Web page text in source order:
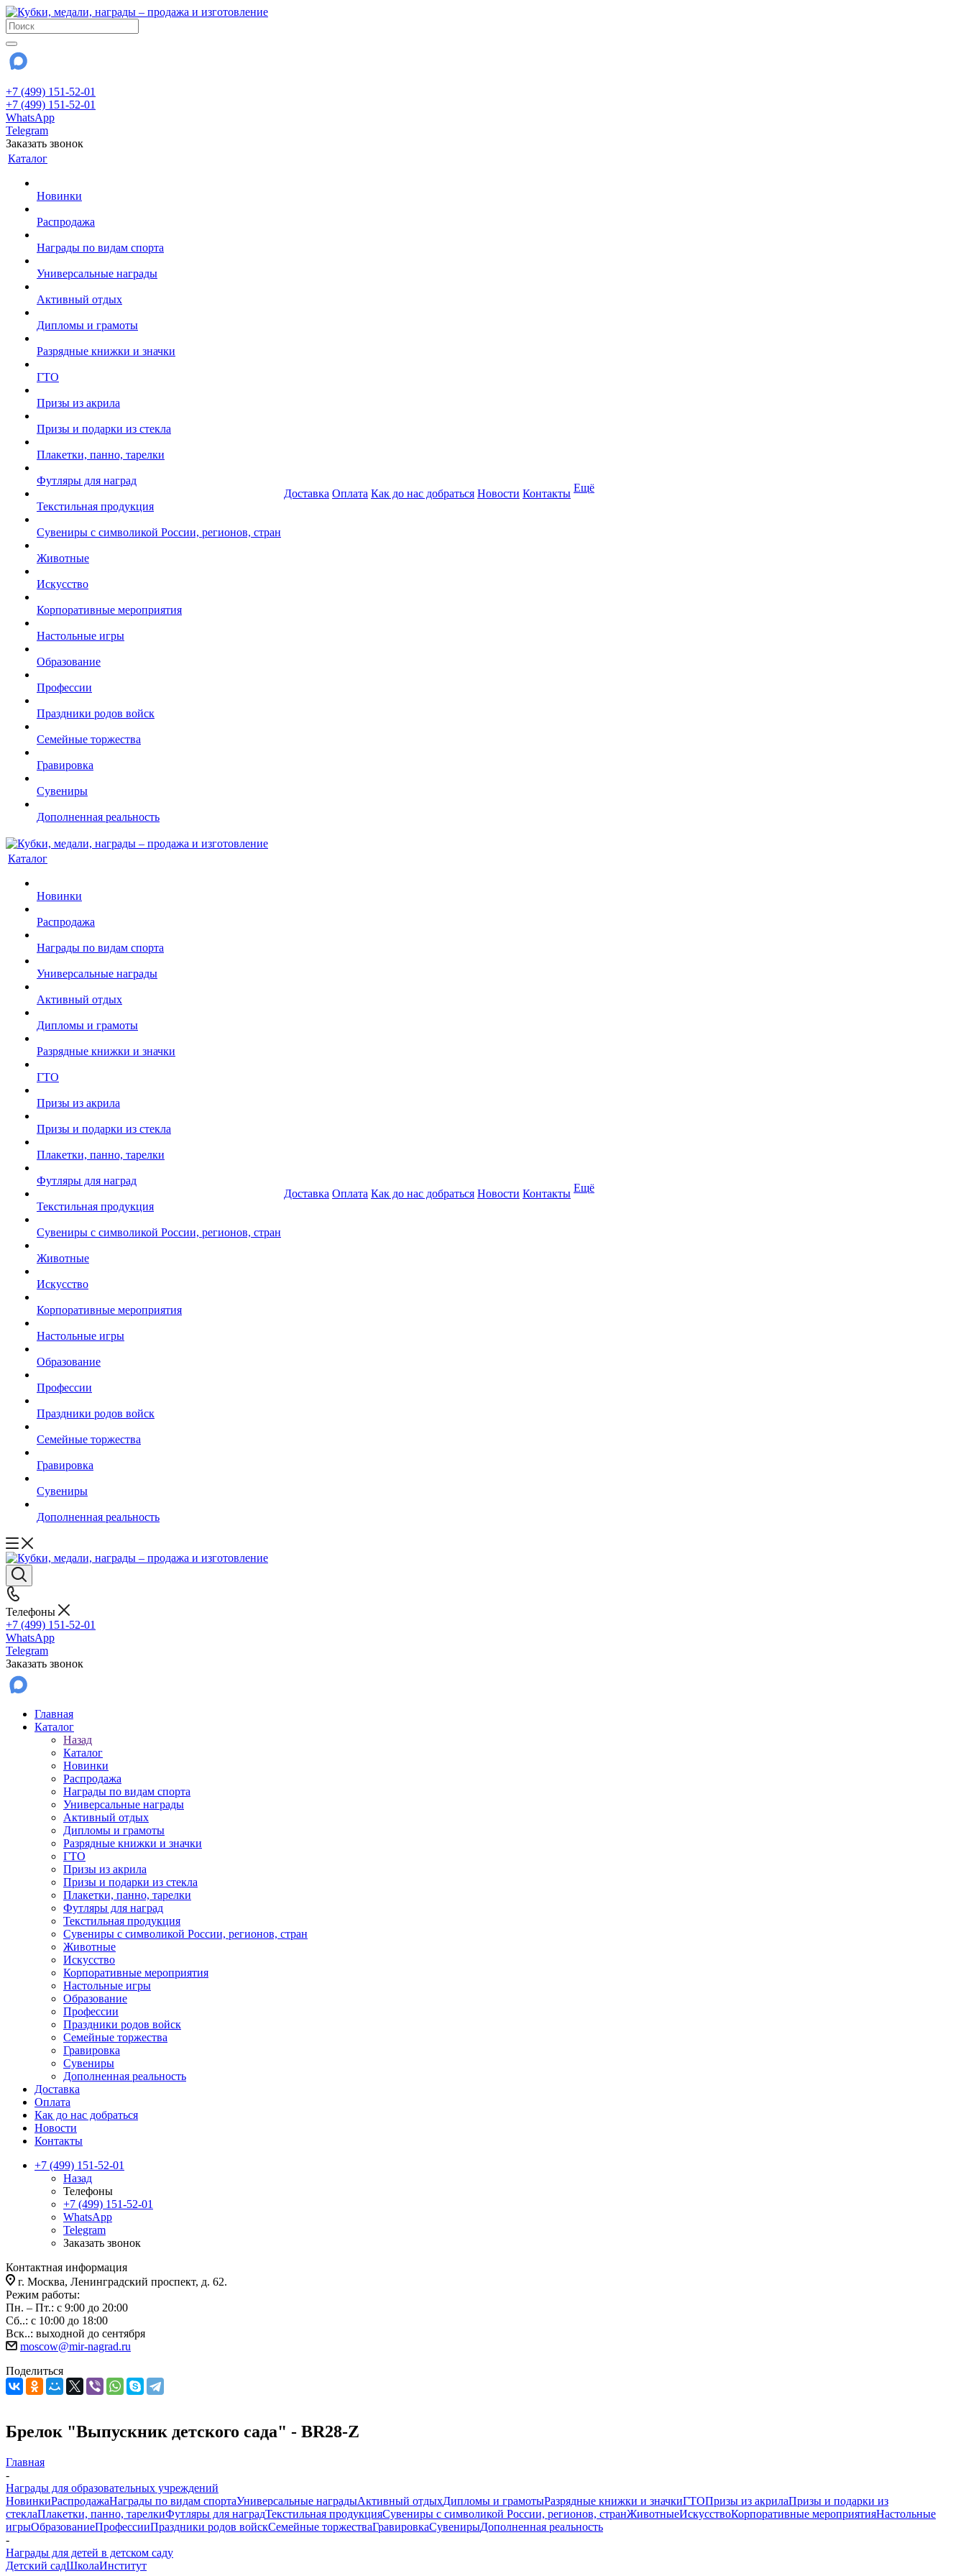
+7 (499) 151-52-01
+7 (499) 151-52-01
WhatsApp
Telegram
Заказать звонок
Каталог
Новинки
Распродажа
Награды по видам спорта
Универсальные награды
Активный отдых
Дипломы и грамоты
Разрядные книжки и значки
ГТО
Призы из акрила
Призы и подарки из стекла
Плакетки, панно, тарелки
Футляры для наград
Текстильная продукция
Сувениры с символикой России, регионов, стран
Животные
Искусство
Корпоративные мероприятия
Настольные игры
Образование
Профессии
Праздники родов войск
Семейные торжества
Гравировка
Сувениры
Дополненная реальность
Доставка Оплата Как до нас добраться Новости Контакты Ещё
Каталог
Новинки
Распродажа
Награды по видам спорта
Универсальные награды
Активный отдых
Дипломы и грамоты
Разрядные книжки и значки
ГТО
Призы из акрила
Призы и подарки из стекла
Плакетки, панно, тарелки
Футляры для наград
Текстильная продукция
Сувениры с символикой России, регионов, стран
Животные
Искусство
Корпоративные мероприятия
Настольные игры
Образование
Профессии
Праздники родов войск
Семейные торжества
Гравировка
Сувениры
Дополненная реальность
Доставка Оплата Как до нас добраться Новости Контакты Ещё
Телефоны
+7 (499) 151-52-01
WhatsApp
Telegram
Заказать звонок
Главная
Каталог
Назад
Каталог
Новинки
Распродажа
Награды по видам спорта
Универсальные награды
Активный отдых
Дипломы и грамоты
Разрядные книжки и значки
ГТО
Призы из акрила
Призы и подарки из стекла
Плакетки, панно, тарелки
Футляры для наград
Текстильная продукция
Сувениры с символикой России, регионов, стран
Животные
Искусство
Корпоративные мероприятия
Настольные игры
Образование
Профессии
Праздники родов войск
Семейные торжества
Гравировка
Сувениры
Дополненная реальность
Доставка
Оплата
Как до нас добраться
Новости
Контакты
+7 (499) 151-52-01
Назад
Телефоны
+7 (499) 151-52-01
WhatsApp
Telegram
Заказать звонок
Контактная информация
г. Москва, Ленинградский проспект, д. 62.
Режим работы:
Пн. – Пт.: с 9:00 до 20:00
Сб..: с 10:00 до 18:00
Вск..: выходной до сентября
moscow@mir-nagrad.ru
Поделиться
Брелок "Выпускник детского сада" - BR28-Z
Главная
-
Награды для образовательных учреждений
НовинкиРаспродажаНаграды по видам спортаУниверсальные наградыАктивный отдыхДипломы и грамотыРазрядные книжки и значкиГТОПризы из акрилаПризы и подарки из
стеклаПлакетки, панно, тарелкиФутляры для наградТекстильная продукцияСувениры с символикой России, регионов, странЖивотныеИскусствоКорпоративные мероприятияНастольные
игрыОбразованиеПрофессииПраздники родов войскСемейные торжестваГравировкаСувенирыДополненная реальность
-
Награды для детей в детском саду
Детский садШколаИнститут